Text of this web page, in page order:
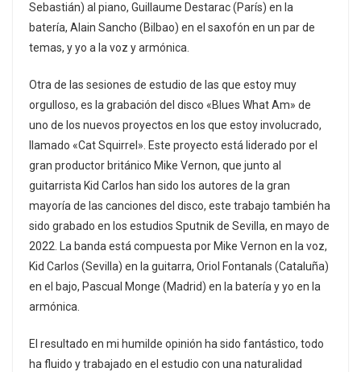
Sebastián) al piano, Guillaume Destarac (París) en la
batería, Alain Sancho (Bilbao) en el saxofón en un par de
temas, y yo a la voz y armónica.
Otra de las sesiones de estudio de las que estoy muy
orgulloso, es la grabación del disco «Blues What Am» de
uno de los nuevos proyectos en los que estoy involucrado,
llamado «Cat Squirrel». Este proyecto está liderado por el
gran productor británico Mike Vernon, que junto al
guitarrista Kid Carlos han sido los autores de la gran
mayoría de las canciones del disco, este trabajo también ha
sido grabado en los estudios Sputnik de Sevilla, en mayo de
2022. La banda está compuesta por Mike Vernon en la voz,
Kid Carlos (Sevilla) en la guitarra, Oriol Fontanals (Cataluña)
en el bajo, Pascual Monge (Madrid) en la batería y yo en la
armónica.
El resultado en mi humilde opinión ha sido fantástico, todo
ha fluido y trabajado en el estudio con una naturalidad